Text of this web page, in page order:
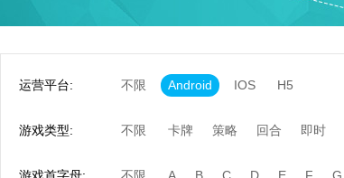
运营平台: 不限 Android IOS H5
游戏类型: 不限 卡牌 策略 回合 即时